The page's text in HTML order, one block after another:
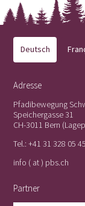
Deutsch
Adresse
Pfadibewegung
Speichergasse 31
CH-3011 Bern (
Tel.:+41 31 328 05 45
info ( at ) pbs.ch
Partner